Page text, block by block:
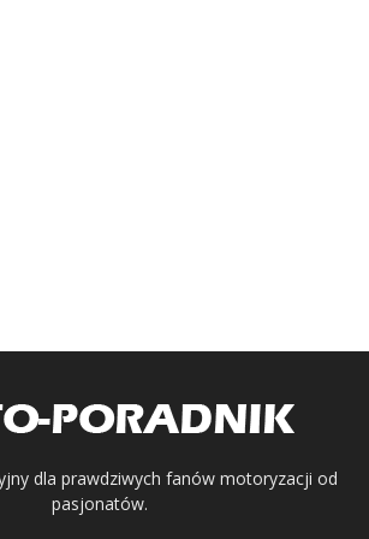
dla prawdziwych fanów motoryzacji od
pasjonatów.